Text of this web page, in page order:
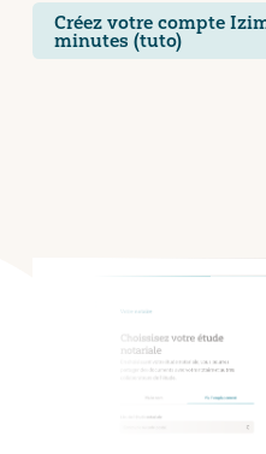
Créez votre compte
minutes (tuto)